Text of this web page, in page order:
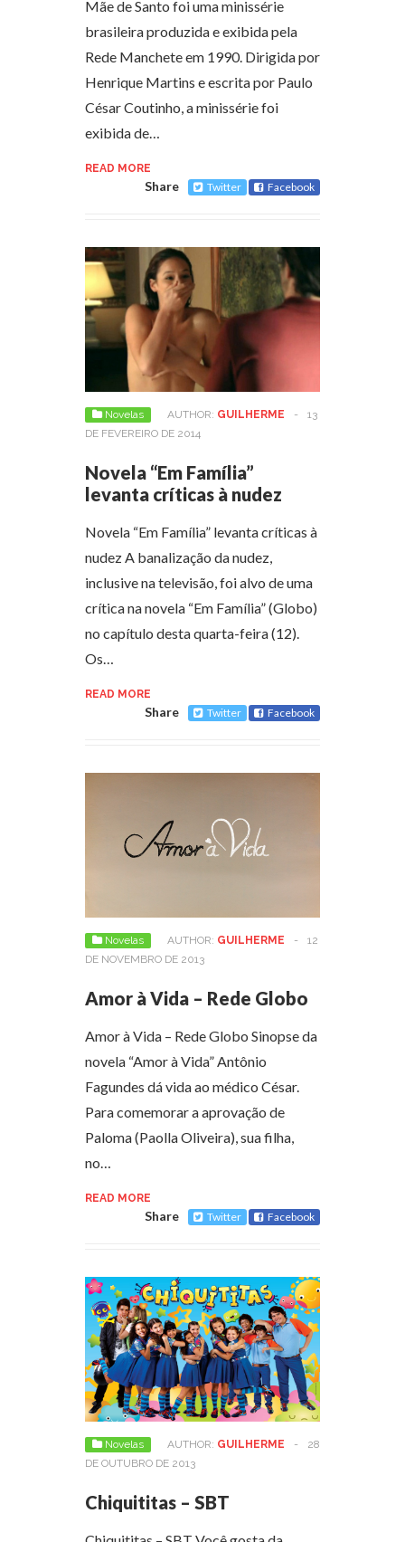
Mãe de Santo foi uma minissérie
brasileira produzida e exibida pela
Rede Manchete em 1990. Dirigida por
Henrique Martins e escrita por Paulo
César Coutinho, a minissérie foi
exibida de…
READ MORE
Share Twitter Facebook
Novelas AUTHOR: GUILHERME -
13
DE FEVEREIRO DE 2014
Novela “Em Família”
levanta críticas à nudez
Novela “Em Família” levanta críticas à
nudez A banalização da nudez,
inclusive na televisão, foi alvo de uma
crítica na novela “Em Família” (Globo)
no capítulo desta quarta-feira (12).
Os…
READ MORE
Share Twitter Facebook
Novelas AUTHOR: GUILHERME -
12
DE NOVEMBRO DE 2013
Amor à Vida – Rede Globo
Amor à Vida – Rede Globo Sinopse da
novela “Amor à Vida” Antônio
Fagundes dá vida ao médico César.
Para comemorar a aprovação de
Paloma (Paolla Oliveira), sua filha,
no…
READ MORE
Share Twitter Facebook
Novelas AUTHOR: GUILHERME -
28
DE OUTUBRO DE 2013
Chiquititas – SBT